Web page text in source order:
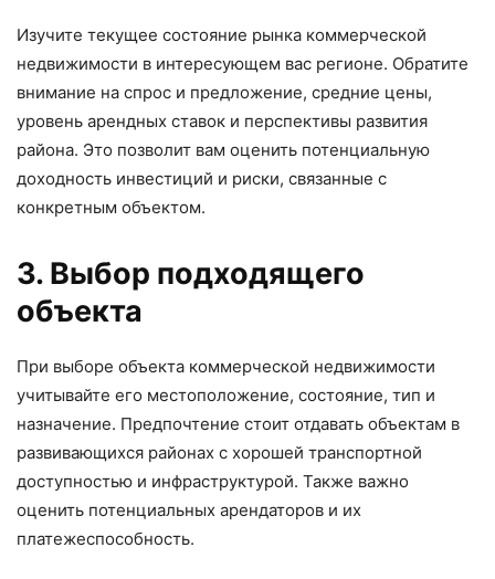
Изучите текущее состояние рынка коммерческой
недвижимости в интересующем вас регионе. Обратите
внимание на спрос и предложение, средние цены,
уровень арендных ставок и перспективы развития
района. Это позволит вам оценить потенциальную
доходность инвестиций и риски, связанные с
конкретным объектом.
3. Выбор подходящего
объекта
При выборе объекта коммерческой недвижимости
учитывайте его местоположение, состояние, тип и
назначение. Предпочтение стоит отдавать объектам в
развивающихся районах с хорошей транспортной
доступностью и инфраструктурой. Также важно
оценить потенциальных арендаторов и их
платежеспособность.